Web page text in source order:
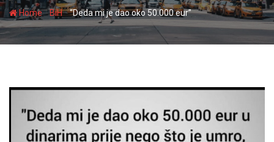
Home-BiH-“Deda mi je dao oko 50.000 eur”